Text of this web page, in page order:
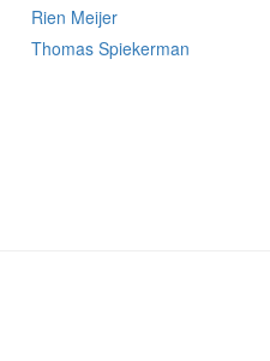
Rien Meijer
Thomas Spiekerman